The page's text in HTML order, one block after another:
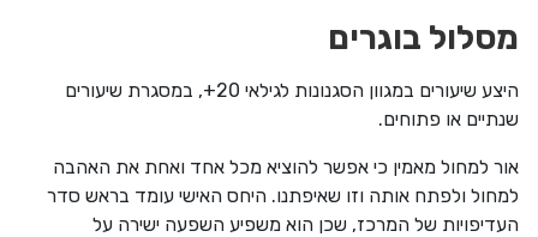
מסלול בוגרים
היצע שיעורים במגוון הסגנונות לגילאי 20+, במסגרת שיעורים
שנתיים או פתוחים.
אור למחול מאמין כי אפשר להוציא מכל אחד ואחת את האהבה
למחול ולפתח אותה וזו שאיפתנו. היחס האישי עומד בראש סדר
העדיפויות של המרכז, שכן הוא משפיע השפעה ישירה על